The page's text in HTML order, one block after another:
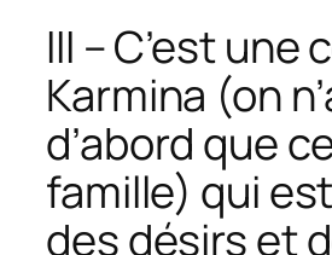
III – C’est une
Karmina (on
d’abord que
famille) qui
des désirs et